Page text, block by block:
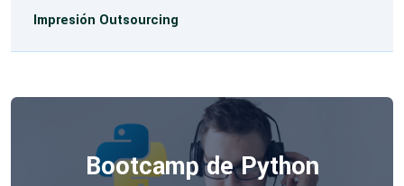
Impresión Outsourcing
Bootcamp de Python